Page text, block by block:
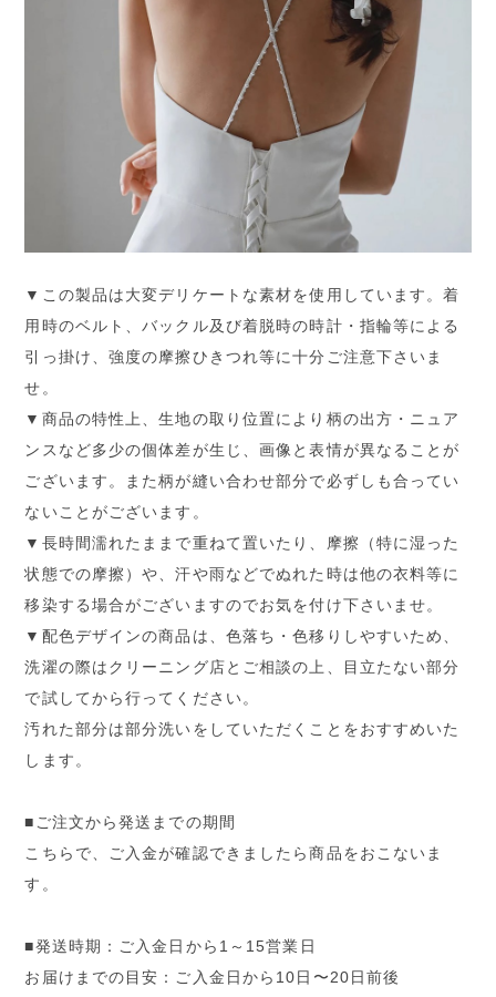
▼この製品は大変デリケートな素材を使用しています。着
用時のベルト、バックル及び着脱時の時計・指輪等による
引っ掛け、強度の摩擦ひきつれ等に十分ご注意下さいま
せ。
▼商品の特性上、生地の取り位置により柄の出方・ニュア
ンスなど多少の個体差が生じ、画像と表情が異なることが
ございます。また柄が縫い合わせ部分で必ずしも合ってい
ないことがございます。
▼長時間濡れたままで重ねて置いたり、摩擦（特に湿った
状態での摩擦）や、汗や雨などでぬれた時は他の衣料等に
移染する場合がございますのでお気を付け下さいませ。
▼配色デザインの商品は、色落ち・色移りしやすいため、
洗濯の際はクリーニング店とご相談の上、目立たない部分
で試してから行ってください。
汚れた部分は部分洗いをしていただくことをおすすめいた
します。
■ご注文から発送までの期間
こちらで、ご入金が確認できましたら商品をおこないま
す。
■発送時期：ご入金日から1～15営業日
お届けまでの目安：ご入金日から10日〜20日前後